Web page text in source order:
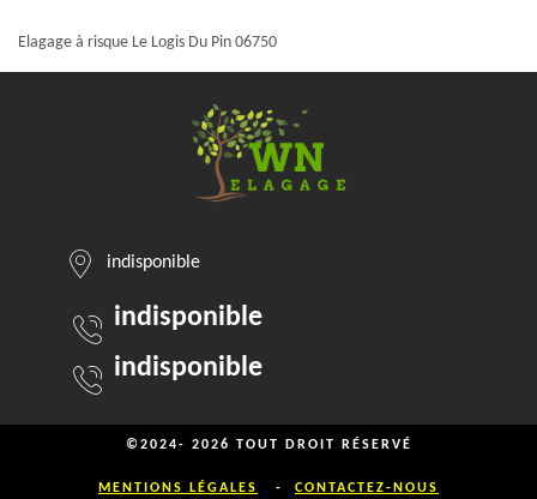
Elagage à risque Le Logis Du Pin 06750
indisponible
indisponible
indisponible
©2024- 2026 TOUT DROIT RÉSERVÉ
MENTIONS LÉGALES - CONTACTEZ-NOUS